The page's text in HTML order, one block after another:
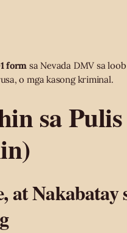
form sa Nevada DMV sa
o mga kasong kriminal.
sa
Nakabatay